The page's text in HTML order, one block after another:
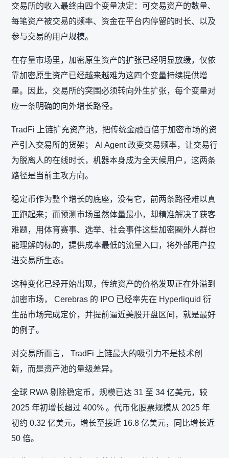
交易所的收入最终由四个变量决定：可交易资产的数量、
每笔资产被交易的频率、资金在平台内停留的时长、以及
参与交易的用户规模。
在存量市场里，加密原生资产的扩张已经明显放缓，仅依
靠加密原生资产已经越来越难为这四个变量持续提供增
量。因此，交易所的突围必须转向外生扩张，每个变量对
应一条明确的向外增长路径。
TradFi 上链扩充资产池，把传统金融百倍于加密市场的资
产引入交易所的货架； AI Agent 改变交易频率，让交易行
为脱离人的在线时长，机器本身成为全天候用户，这两条
路径是当前主攻方向。
稳定币作为整个增长的底座，没有它，前两条路径难以真
正跑起来；而预测市场虽然体量最小，却精准解决了获客
难题，用体育赛事、选举、社会事件这些加密圈外人群也
能理解的标的，提供成本最低的流量入口，将外部用户拉
进交易所生态。
这种变化已经开始出现，传统资产的价格发现正在外溢到
加密市场， Cerebras 的 IPO 已经率先在 Hyperliquid 衍
生品市场完成定价，并提前逼近美股开盘区间，就是最好
的例子。
对交易所而言， TradFi 上链最大的吸引力不是技术创
新，而是资产池的量级差异。
全球 RWA 剔除稳定币，规模已达 31 至 34 亿美元，较
2025 年初增长超过 400% 。代币化股票规模从 2025 年
初约 0.32 亿美元，增长至接近 16.8 亿美元，同比增长近
50 倍。